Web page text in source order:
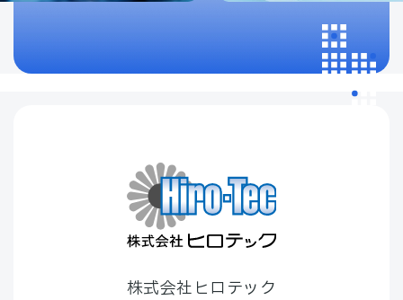
株式会社ヒロテック